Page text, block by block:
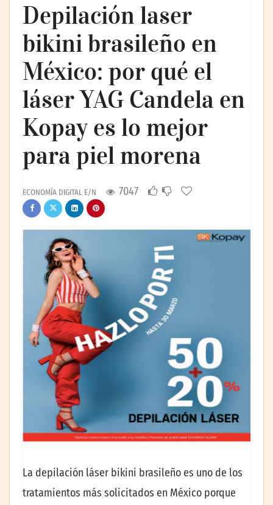
Depilación laser
bikini brasileño en
México: por qué el
láser YAG Candela en
Kopay es lo mejor
para piel morena
ECONOMÍA DIGITAL E/N 7047
La depilación láser bikini brasileño es uno de los
tratamientos más solicitados en México porque